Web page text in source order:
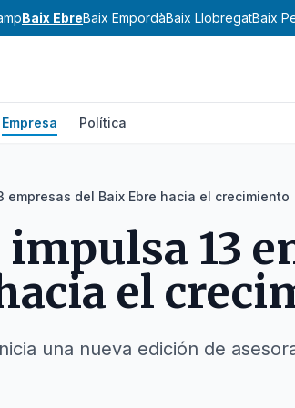
Baix EbreBaix EmpordàBaix LlobregatBaix
Empresa Política
empresas del Baix Ebre hacia el crecimiento
13
el
una nueva edición de